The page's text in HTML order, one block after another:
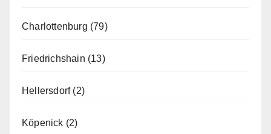
Charlottenburg (79)
Friedrichshain (13)
Hellersdorf(2)
Köpenick (2)